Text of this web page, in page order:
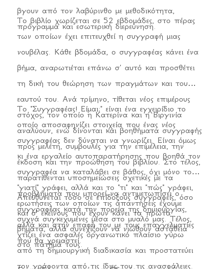
βγουν από τον λαβύρινθο με μεθοδικότητα,
πρόγραμμα και εσωτερική διερεύνηση.
Το βιβλίο χωρίζεται σε 52 εβδομάδες, στο πέρας
των οποίων έχει επιτευχθεί η συγγραφή μιας
νουβέλας. Κάθε βδομάδα, ο συγγραφέας κάνει ένα
βήμα, αναρωτιέται επάνω σ' αυτό και προσθέτει
τη δική του θεώρηση των πραγμάτων και του
εαυτού του. Ανά τρίμηνο, τίθεται νέος επιμέρους
στόχος, τον οποίο η Κατερίνα και η Βιργινία
αναλύουν, ενώ δίνονται και βοηθήματα συγγραφής
προς μελέτη, συμβουλές για την επιμέλεια, την
έκδοση και την προώθηση του βιβλίου. Στο τέλος,
παρατίθενται υποσημειώσεις σχετικές με τα
προβλήματα που μπορεί να αντιμετωπίσει ο
συγγραφέας κατά την πορεία της δημιουργίας,
αλλά και στην επαφή του με τους επαγγελματίες
που θα χρειαστεί.
Το "Συγγραφέας! Είμαι;" είναι ένα εγχειρίδιο το
οποίο αποσαφηνίζει στοιχεία που ένας νέος
συγγραφέας δεν δύναται να γνωρίζει. Είναι όμως
κι ένα εργαλείο αυτοπαρατήρησης που βοηθά τον
συγγραφέα να καταλάβει σε βάθος, όχι μόνο το
"γιατί" γράφει, αλλά και το "τι" και "πώς" γράφει,
ερωτήσεις των οποίων τις απαντήσεις έχουμε
συχνά συγκεχυμένες μέσα στο μυαλό μας. Τέλος,
χτίζει ένα ασφαλές οργανωτικό πλαίσιο γύρω
από τη δημιουργική διαδικασία και προστατεύει
τον γράφοντα από τις ίδιες του τις ανασφάλειες.
Απευθύνεται τόσο σε επίδοξους συγγραφείς, όσο
και σ' εκείνους που έχουν κάνει τα πρώτα
βήματα, αλλά συνεχίζουν να νιώθουν αστάθεια
στο πάτημά τους.